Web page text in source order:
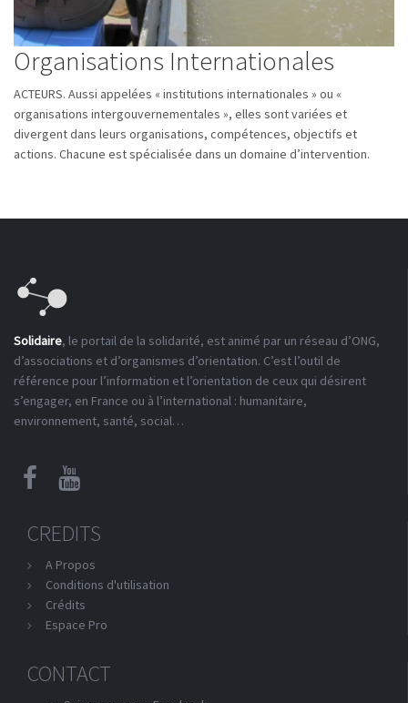
Organisations Internationales
ACTEURS. Aussi appelées « institutions internationales » ou «
organisations intergouvernementales », elles sont variées et
divergent dans leurs organisations, compétences, objectifs et
actions. Chacune est spécialisée dans un domaine d’intervention.
Solidaire, le portail de la solidarité, est animé par un réseau d’ONG,
d’associations et d’organismes d’orientation. C’est l’outil de
référence pour l’information et l’orientation de ceux qui désirent
s’engager, en France ou à l’international : humanitaire,
environnement, santé, social…
CREDITS
A Propos
Conditions d'utilisation
Crédits
Espace Pro
CONTACT